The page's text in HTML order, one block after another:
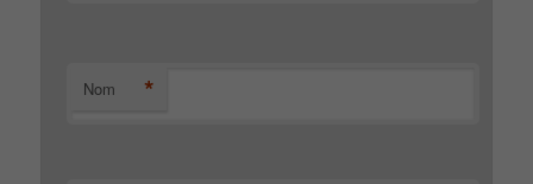
Nom *